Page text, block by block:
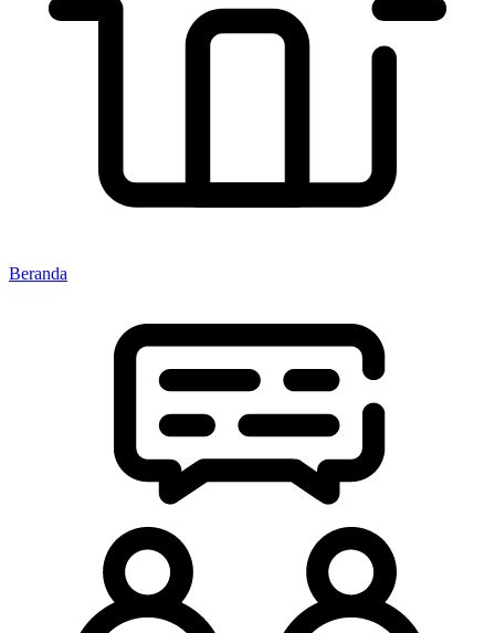
Beranda